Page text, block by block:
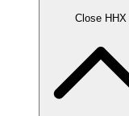
Close HHX